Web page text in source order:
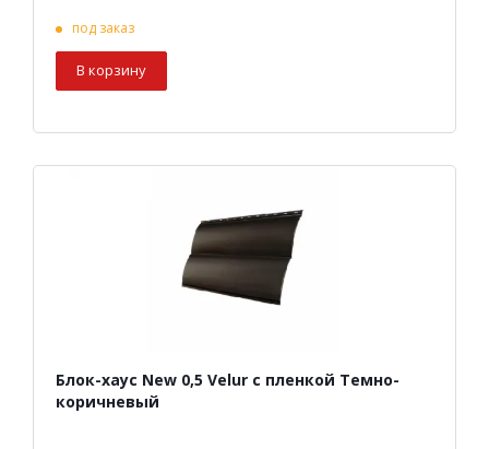
под заказ
В корзину
Блок-хаус New 0,5 Velur с пленкой Темно-
коричневый